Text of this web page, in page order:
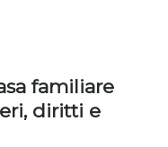
familiare
diritti e